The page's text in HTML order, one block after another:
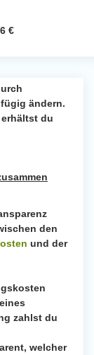
€
ändern.
du
den
und der
zahlst du
welcher